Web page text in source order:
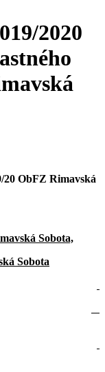
2020
ObFZ Rimavská
Sobota,
Sobota